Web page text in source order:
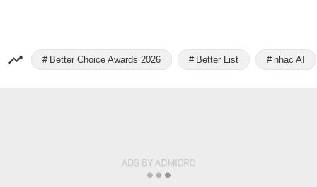
Better Choice Awards 2026 Better List nhạc AI